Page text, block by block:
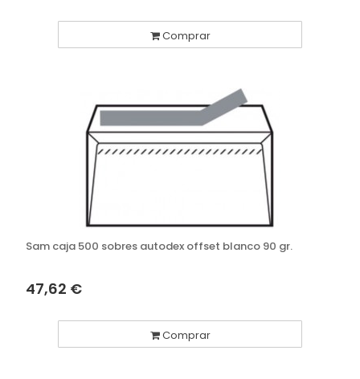
Comprar
Sam caja 500 sobres autodex offset blanco 90 gr.
47,62 €
Comprar